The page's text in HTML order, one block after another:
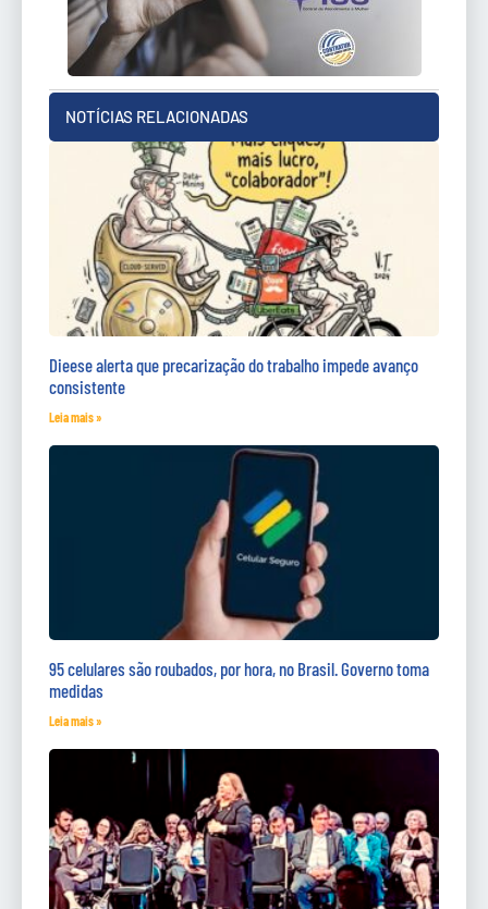
NOTÍCIAS RELACIONADAS
Dieese alerta que precarização do trabalho impede avanço
consistente
Leia mais »
95 celulares são roubados, por hora, no Brasil. Governo toma
medidas
Leia mais »